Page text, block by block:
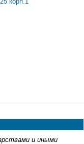
и иными